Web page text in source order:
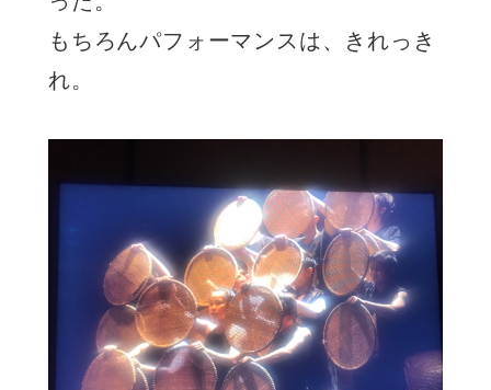
もちろんパフォーマンスは、きれっき
れ。